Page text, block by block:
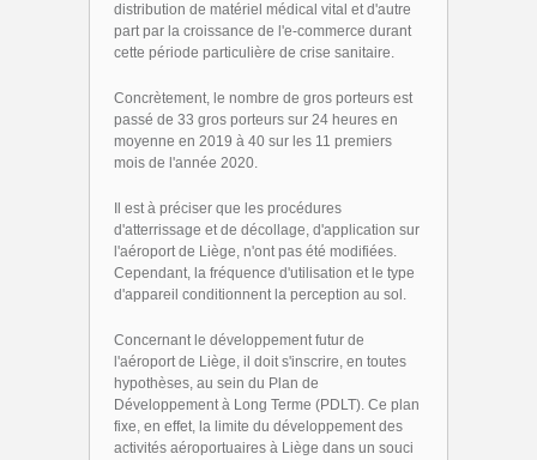
distribution de matériel médical vital et d'autre
part par la croissance de l'e-commerce durant
cette période particulière de crise sanitaire.
Concrètement, le nombre de gros porteurs est
passé de 33 gros porteurs sur 24 heures en
moyenne en 2019 à 40 sur les 11 premiers
mois de l'année 2020.
Il est à préciser que les procédures
d'atterrissage et de décollage, d'application sur
l'aéroport de Liège, n'ont pas été modifiées.
Cependant, la fréquence d'utilisation et le type
d'appareil conditionnent la perception au sol.
Concernant le développement futur de
l'aéroport de Liège, il doit s'inscrire, en toutes
hypothèses, au sein du Plan de
Développement à Long Terme (PDLT). Ce plan
fixe, en effet, la limite du développement des
activités aéroportuaires à Liège dans un souci